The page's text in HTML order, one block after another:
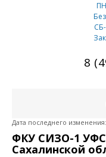
8
Дата последнего
ФКУ СИЗО-1
Сахалинской